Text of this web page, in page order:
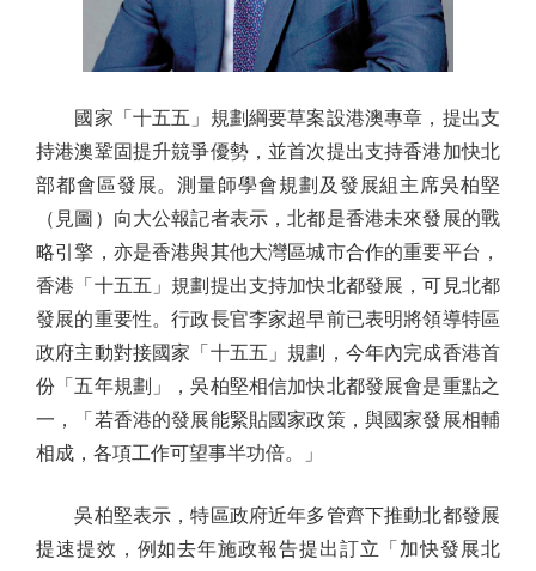
國家「十五五」規劃綱要草案設港澳專章，提出支
持港澳鞏固提升競爭優勢，並首次提出支持香港加快北
部都會區發展。測量師學會規劃及發展組主席吳柏堅
（見圖）向大公報記者表示，北都是香港未來發展的戰
略引擎，亦是香港與其他大灣區城市合作的重要平台，
香港「十五五」規劃提出支持加快北都發展，可見北都
發展的重要性。行政長官李家超早前已表明將領導特區
政府主動對接國家「十五五」規劃，今年內完成香港首
份「五年規劃」，吳柏堅相信加快北都發展會是重點之
一，「若香港的發展能緊貼國家政策，與國家發展相輔
相成，各項工作可望事半功倍。」
吳柏堅表示，特區政府近年多管齊下推動北都發展
提速提效，例如去年施政報告提出訂立「加快發展北